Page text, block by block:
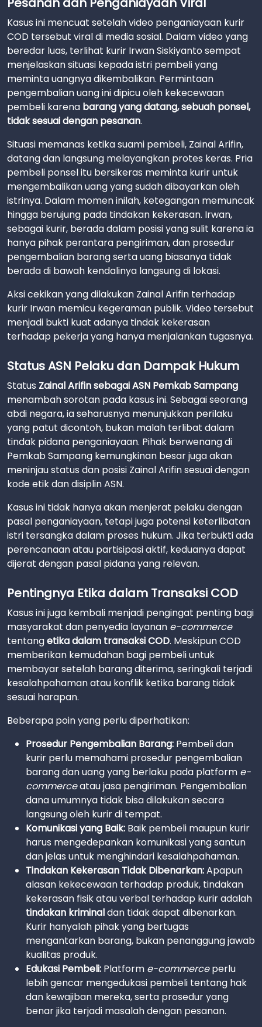
Kasus ini mencuat setelah video penganiayaan kurir
COD tersebut viral di media sosial. Dalam video yang
beredar luas, terlihat kurir Irwan Siskiyanto sempat
menjelaskan situasi kepada istri pembeli yang
meminta uangnya dikembalikan. Permintaan
pengembalian uang ini dipicu oleh kekecewaan
pembeli karena barang yang datang, sebuah ponsel,
tidak sesuai dengan pesanan.
Situasi memanas ketika suami pembeli, Zainal Arifin,
datang dan langsung melayangkan protes keras. Pria
pembeli ponsel itu bersikeras meminta kurir untuk
mengembalikan uang yang sudah dibayarkan oleh
istrinya. Dalam momen inilah, ketegangan memuncak
hingga berujung pada tindakan kekerasan. Irwan,
sebagai kurir, berada dalam posisi yang sulit karena ia
hanya pihak perantara pengiriman, dan prosedur
pengembalian barang serta uang biasanya tidak
berada di bawah kendalinya langsung di lokasi.
Aksi cekikan yang dilakukan Zainal Arifin terhadap
kurir Irwan memicu kegeraman publik. Video tersebut
menjadi bukti kuat adanya tindak kekerasan
terhadap pekerja yang hanya menjalankan tugasnya.
Status ASN Pelaku dan Dampak Hukum
Status Zainal Arifin sebagai ASN Pemkab Sampang
menambah sorotan pada kasus ini. Sebagai seorang
abdi negara, ia seharusnya menunjukkan perilaku
yang patut dicontoh, bukan malah terlibat dalam
tindak pidana penganiayaan. Pihak berwenang di
Pemkab Sampang kemungkinan besar juga akan
meninjau status dan posisi Zainal Arifin sesuai dengan
kode etik dan disiplin ASN.
Kasus ini tidak hanya akan menjerat pelaku dengan
pasal penganiayaan, tetapi juga potensi keterlibatan
istri tersangka dalam proses hukum. Jika terbukti ada
perencanaan atau partisipasi aktif, keduanya dapat
dijerat dengan pasal pidana yang relevan.
Pentingnya Etika dalam Transaksi COD
Kasus ini juga kembali menjadi pengingat penting bagi
masyarakat dan penyedia layanan e-commerce
tentangetika dalam transaksi COD. Meskipun COD
memberikan kemudahan bagi pembeli untuk
membayar setelah barang diterima, seringkali terjadi
kesalahpahaman atau konflik ketika barang tidak
sesuai harapan.
Beberapa poin yang perlu diperhatikan:
Prosedur Pengembalian Barang: Pembeli dan
kurir perlu memahami prosedur pengembalian
barang dan uang yang berlaku pada platform e-
commerceatau jasa pengiriman. Pengembalian
dana umumnya tidak bisa dilakukan secara
langsung oleh kurir di tempat.
Komunikasi yang Baik: Baik pembeli maupun kurir
harus mengedepankan komunikasi yang santun
dan jelas untuk menghindari kesalahpahaman.
Tindakan Kekerasan Tidak Dibenarkan:Apapun
alasan kekecewaan terhadap produk, tindakan
kekerasan fisik atau verbal terhadap kurir adalah
tindakan kriminaldan tidak dapat dibenarkan.
Kurir hanyalah pihak yang bertugas
mengantarkan barang, bukan penanggung jawab
kualitas produk.
Edukasi Pembeli: Platform e-commerceperlu
lebih gencar mengedukasi pembeli tentang hak
dan kewajiban mereka, serta prosedur yang
benar jika terjadi masalah dengan pesanan.